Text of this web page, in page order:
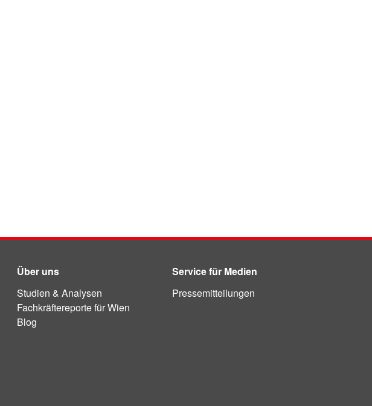
Über uns
Studien & Analysen
Fachkräftereporte für Wien
Blog
Service für Medien
Pressemitteilungen